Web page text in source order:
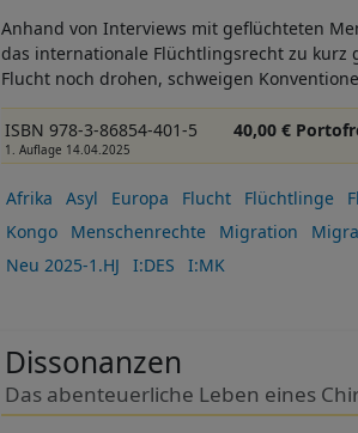
Anhand von Interviews mit geflüchteten
das internationale Flüchtlingsrecht zu
Flucht noch drohen, schweigen
ISBN 978-3-86854-401-5
1. Auflage 14.04.2025
40,00 €
Afrika Asyl Europa Flucht Flüchtlinge
Kongo
Menschenrechte Migration
Neu 2025-1.HJ
I:DES I:MK
Dissonanzen
Das abenteuerliche Leben eines